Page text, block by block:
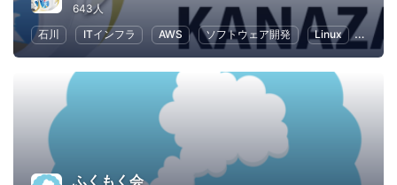
643人
石川
ITインフラ AWS ソフトウェア開発 Linux IT
ふくもく会